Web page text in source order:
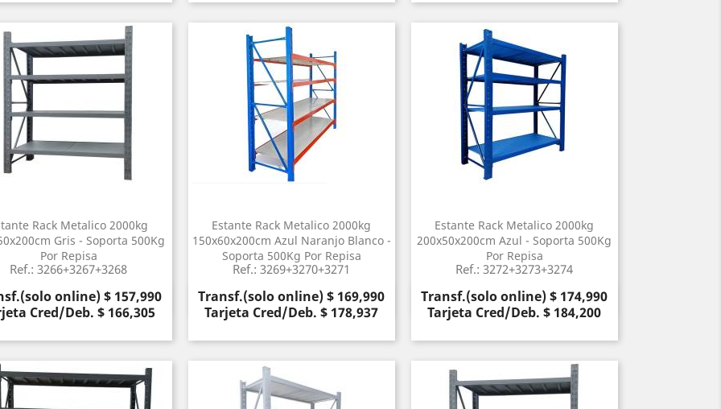
Rack Metalico 2000kg
Gris - Soporta 500Kg
Por Repisa
Ref.: 3266+3267+3268
online) $ 157,990
Cred/Deb. $ 166,305
Vista rápida
Estante Rack Metalico 2000kg
150x60x200cm Azul Naranjo Blanco -
Soporta 500Kg Por Repisa
Ref.: 3269+3270+3271
Precio
Transf.(solo online) $ 169,990
Tarjeta Cred/Deb. $ 178,937
Vista rápida
Estante Rack Metalico 2000kg
200x50x200cm Azul - Soporta 500Kg
Por Repisa
Ref.: 3272+3273+3274
Precio
Transf.(solo online) $ 174,990
Tarjeta Cred/Deb. $ 184,200
Vista rápida